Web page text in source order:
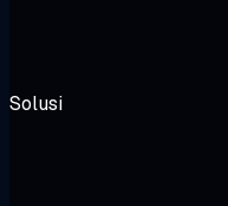
Solusi